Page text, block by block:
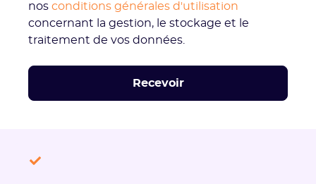
nos conditions générales d'utilisation
concernant la gestion, le stockage et le
traitement de vos données.